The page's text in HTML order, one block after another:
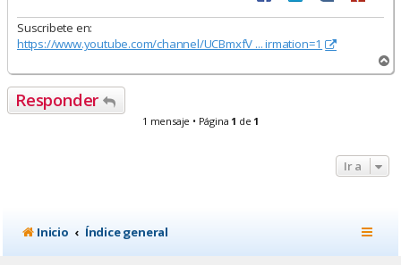
Suscribete en:
https://www.youtube.com/channel/UCBmxfV ... irmation=1
r
Responder
1 mensaje • Página 1 de 1
Ir a
Inicio Índice general